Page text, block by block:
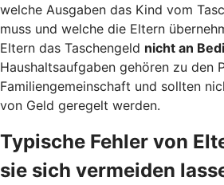
welche Ausgaben das Kind vom
muss und welche die Eltern
Eltern das Taschengeld nicht an
Haushaltsaufgaben gehören zu den
Familiengemeinschaft und sollten
von Geld geregelt werden.
Typische Fehler von
sie sich vermeiden